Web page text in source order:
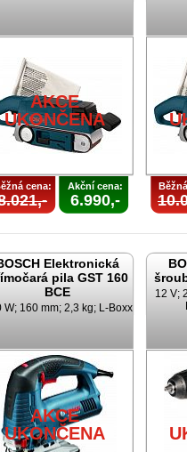
AKCE
UKONČENA
cena: Akční cena:
6.990,-
Elektronická
pila GST 160
BCE
W; 160 mm; 2,3 kg; L-Boxx
AKCE
UKONČENA
12 V;